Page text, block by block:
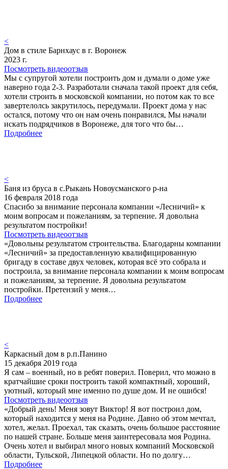
<
Дом в стиле Барнхаус в г. Воронеж
2023 г.
Посмотреть видеоотзыв
Мы с супругой хотели построить дом и думали о доме уже
наверно года 2-3. Разработали сначала такой проект для себя,
хотели строить в московской компании, но потом как то все
завертелолсь закрутилось, передумали. Проект дома у нас
остался, потому что он нам очень понравился, Мы начали
искать подрядчиков в Воронеже, для того что бы…
Подробнее
<
Баня из бруса в с.Рыкань Новоусманского р-на
16 февраля 2018 года
Спасибо за внимание персонала компании «Лесничий» к
моим вопросам и пожеланиям, за терпение. Я довольна
результатом постройки!
Посмотреть видеоотзыв
«Довольны результатом строительства. Благодарны компании
«Лесничий» за предоставленную квалифицированную
бригаду в составе двух человек, которая всё это собрала и
построила, за внимание персонала компании к моим вопросам
и пожеланиям, за терпение. Я довольна результатом
постройки. Претензий у меня…
Подробнее
<
Каркасный дом в р.п.Панино
15 декабря 2019 года
Я сам – военный, но в ребят поверил. Поверил, что можно в
кратчайшие сроки построить такой компактный, хороший,
уютный, который мне именно по душе дом. И не ошибся!
Посмотреть видеоотзыв
«Добрый день! Меня зовут Виктор! Я вот построил дом,
который находится у меня на Родине. Давно об этом мечтал,
хотел, желал. Проехал, так сказать, очень большое расстояние
по нашей стране. Больше меня заинтересовала моя Родина.
Очень хотел и выбирал много новых компаний Московской
области, Тульской, Липецкой области. Но по долгу…
Подробнее